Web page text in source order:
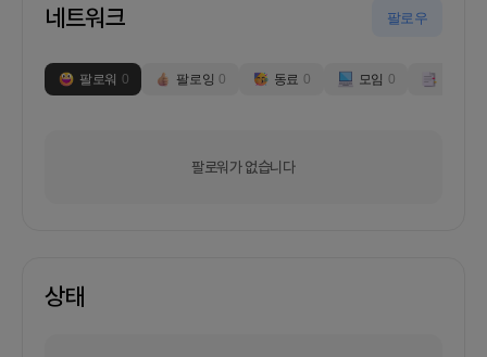
네트워크 팔로우
팔로워 0 팔로잉 0 동료 0 모임 0
팔로워가 없습니다
상태